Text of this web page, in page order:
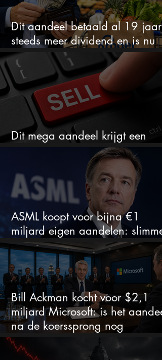
Dit aandeel betaald al 19 jaar
steeds meer dividend en is nu
goedkoop
Dit mega aandeel krijgt een
zeldzaam verkoopadvies
ASML koopt voor bijna €1
miljard eigen aandelen: slimme
zet of dure timing?
Bill Ackman kocht voor $2,1
miljard Microsoft: is het aandeel
na de koerssprong nog
aantrekkelijk?